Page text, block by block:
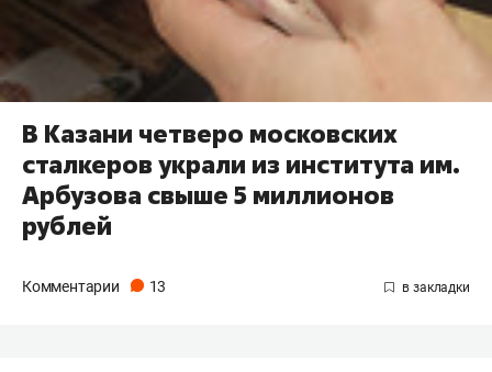
В Казани четверо московских
сталкеров украли из института им.
Арбузова свыше 5 миллионов
рублей
Комментарии 13